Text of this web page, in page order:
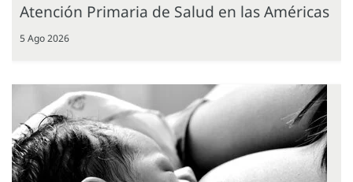
Atención Primaria de Salud en las Américas
5 Ago 2026